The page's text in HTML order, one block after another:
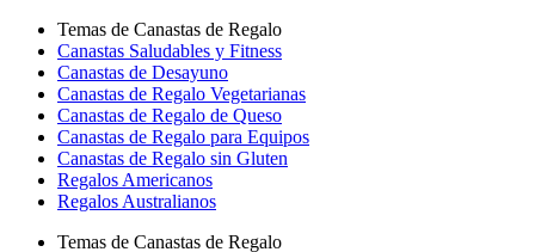
Temas de Canastas de Regalo
Canastas Saludables y Fitness
Canastas de Desayuno
Canastas de Regalo Vegetarianas
Canastas de Regalo de Queso
Canastas de Regalo para Equipos
Canastas de Regalo sin Gluten
Regalos Americanos
Regalos Australianos
Temas de Canastas de Regalo